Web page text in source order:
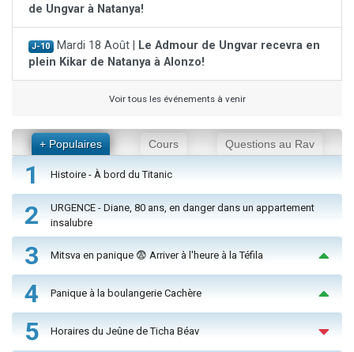
de Ungvar à Natanya!
J-10 Mardi 18 Août |
Le Admour de Ungvar recevra en
plein Kikar de Natanya à Alonzo!
Voir tous les événements à venir
+ Populaires Cours Questions au Rav
1 Histoire - À bord du Titanic
2
URGENCE - Diane, 80 ans, en danger dans un appartement
insalubre
3 Mitsva en panique 😨 Arriver à l'heure à la Téfila
4 Panique à la boulangerie Cachère
5 Horaires du Jeûne de Ticha Béav